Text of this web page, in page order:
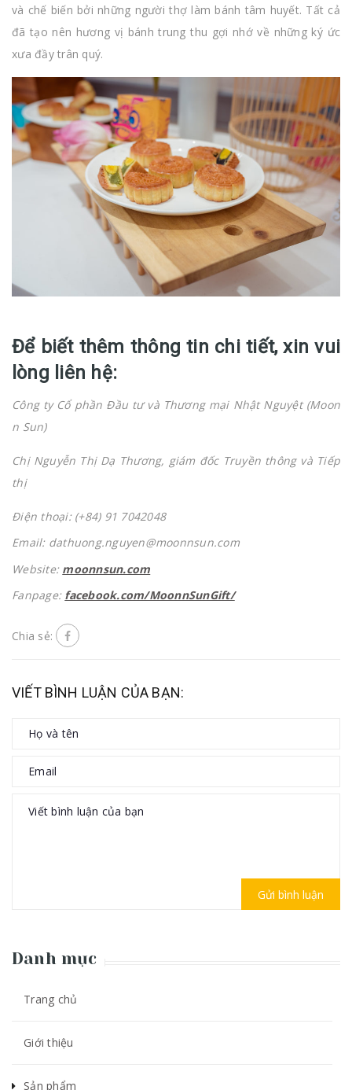
và chế biến bởi những người thợ làm bánh tâm huyết. Tất cả
đã tạo nên hương vị bánh trung thu gợi nhớ về những ký ức
xưa đầy trân quý.
Để biết thêm thông tin chi tiết, xin vui
lòng liên hệ:
Công ty Cổ phần Đầu tư và Thương mại Nhật Nguyệt (Moon
n Sun)
Chị Nguyễn Thị Dạ Thương, giám đốc Truyền thông và Tiếp
thị
Điện thoại: (+84) 91 7042048
Email: dathuong.nguyen@moonnsun.com
Website: moonnsun.com
Fanpage: facebook.com/MoonnSunGift/
Chia sẻ:
VIẾT BÌNH LUẬN CỦA BẠN:
Gửi bình luận
Danh mục
Trang chủ
Giới thiệu
Sản phẩm